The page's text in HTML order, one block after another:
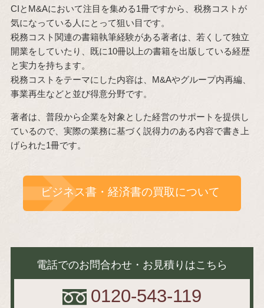
CIとM&Aにおいて注目を集める1冊ですから、税務コストが
気になっている人にとって狙い目です。
税務コスト関連の書籍執筆経験がある著者は、若くして独立
開業をしていたり、既に10冊以上の書籍を出版している経歴
と実力を持ちます。
税務コストをテーマにした内容は、M&Aやグループ内再編、
事業再生などと並び得意分野です。
著者は、普段から企業を対象とした経営のサポートを提供し
ているので、実際の業務に基づく説得力のある内容で書き上
げられた1冊です。
ビジネス書・経済書の買取について
電話でのお問合わせ・お見積りはこちら
0120-543-119